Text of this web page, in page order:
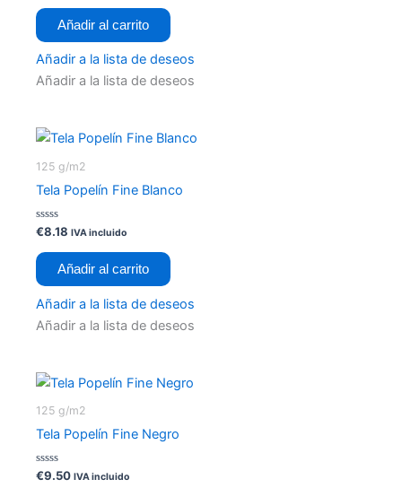
l
o
a
o
o
e
5
Añadir al carrito
Añadir a la lista de deseos
Añadir a la lista de deseos
125 g/m2
Tela Popelín Fine Blanco
V
l
o
a
o
o
e
5
€8.18 IVA incluido
Añadir al carrito
Añadir a la lista de deseos
Añadir a la lista de deseos
125 g/m2
Tela Popelín Fine Negro
V
€9.50 IVA incluido